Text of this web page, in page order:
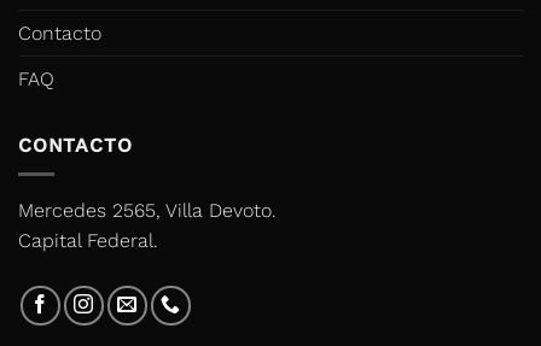
Contacto
FAQ
CONTACTO
Mercedes 2565, Villa Devoto.
Capital Federal.